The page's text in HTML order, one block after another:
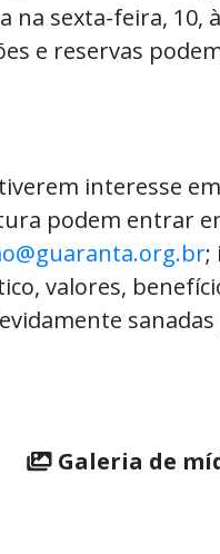
na sexta-feira, 10,
e reservas
interesse
podem entrar
;
valores,
Galeria de